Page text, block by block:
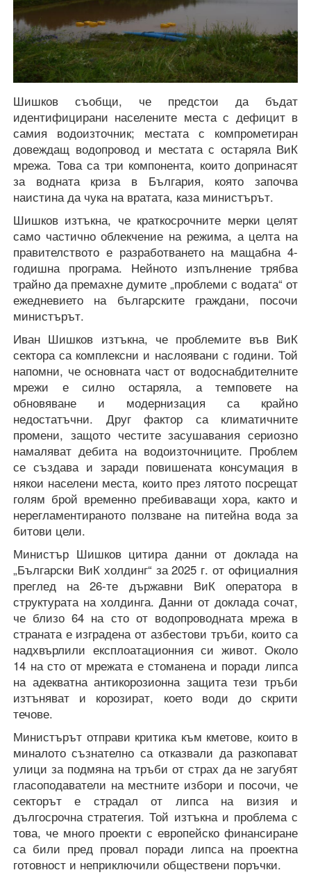
Шишков съобщи, че предстои да бъдат
идентифицирани населените места с дефицит в
самия водоизточник; местата с компрометиран
довеждащ водопровод и местата с остаряла ВиК
мрежа. Това са три компонента, които допринасят
за водната криза в България, която започва
наистина да чука на вратата, каза министърът.
Шишков изтъкна, че краткосрочните мерки целят
само частично облекчение на режима, а целта на
правителството е разработването на мащабна 4-
годишна програма. Нейното изпълнение трябва
трайно да премахне думите „проблеми с водата“ от
ежедневието на българските граждани, посочи
министърът.
Иван Шишков изтъкна, че проблемите във ВиК
сектора са комплексни и наслоявани с години. Той
напомни, че основната част от водоснабдителните
мрежи е силно остаряла, а темповете на
обновяване и модернизация са крайно
недостатъчни. Друг фактор са климатичните
промени, защото честите засушавания сериозно
намаляват дебита на водоизточниците. Проблем
се създава и заради повишената консумация в
някои населени места, които през лятото посрещат
голям брой временно пребиваващи хора, както и
нерегламентираното ползване на питейна вода за
битови цели.
Министър Шишков цитира данни от доклада на
„Български ВиК холдинг“ за 2025 г. от официалния
преглед на 26-те държавни ВиК оператора в
структурата на холдинга. Данни от доклада сочат,
че близо 64 на сто от водопроводната мрежа в
страната е изградена от азбестови тръби, които са
надхвърлили експлоатационния си живот. Около
14 на сто от мрежата е стоманена и поради липса
на адекватна антикорозионна защита тези тръби
изтъняват и корозират, което води до скрити
течове.
Министърът отправи критика към кметове, които в
миналото съзнателно са отказвали да разкопават
улици за подмяна на тръби от страх да не загубят
гласоподаватели на местните избори и посочи, че
секторът е страдал от липса на визия и
дългосрочна стратегия. Той изтъкна и проблема с
това, че много проекти с европейско финансиране
са били пред провал поради липса на проектна
готовност и неприключили обществени поръчки.